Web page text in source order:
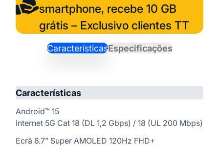
smartphone, recebe 10 GB
grátis – Exclusivo clientes TT
CaracterísticasEspecificações
Características
Android™ 15
Internet 5G Cat 18 (DL 1,2 Gbps) / 18 (UL 200 Mbps)
Ecrã 6.7” Super AMOLED 120Hz FHD+